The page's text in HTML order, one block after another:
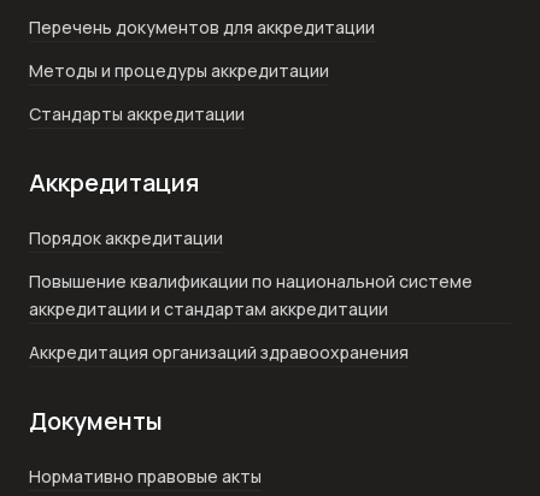
Перечень документов для аккредитации
Методы и процедуры аккредитации
Стандарты аккредитации
Аккредитация
Порядок аккредитации
Повышение квалификации по национальной системе
аккредитации и стандартам аккредитации
Аккредитация организаций здравоохранения
Документы
Нормативно правовые акты